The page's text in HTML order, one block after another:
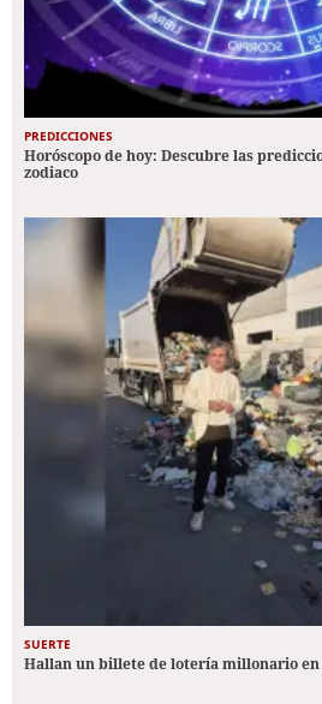
PREDICCIONES
Horóscopo de hoy: Descubre las
zodiaco
SUERTE
Hallan un billete de lotería millonario